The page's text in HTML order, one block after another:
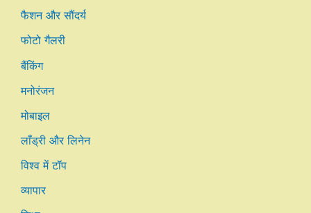
फैशन और सौंदर्य
फोटो गैलरी
बैंकिंग
मनोरंजन
मोबाइल
लाँड्री और लिनेन
विश्व में टॉप
व्यापार